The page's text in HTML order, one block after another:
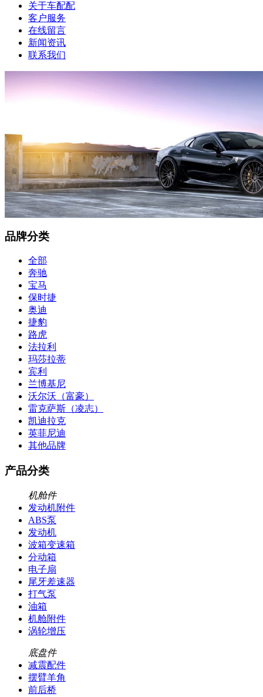
关于车配配
客户服务
在线留言
新闻资讯
联系我们
品牌分类
全部
奔驰
宝马
保时捷
奥迪
捷豹
路虎
法拉利
玛莎拉蒂
宾利
兰博基尼
沃尔沃（富豪）
雷克萨斯（凌志）
凯迪拉克
英菲尼迪
其他品牌
产品分类
机舱件
发动机附件
ABS泵
发动机
波箱变速箱
分动箱
电子扇
尾牙差速器
打气泵
油箱
机舱附件
涡轮增压
底盘件
减震配件
摆臂羊角
前后桥